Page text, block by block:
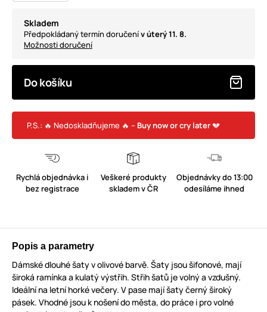
Skladem
Předpokládaný termín doručenív úterý 11. 8.
Možnosti doručení
Do košíku
P.S.: 🔥 Nedoskladňujeme 🔥 – Buy now or cry later💔
Rychlá objednávka i
bez registrace
Veškeré produkty
skladem v ČR
Objednávky do 13:00
odesíláme ihned
Popis a parametry
Dámské dlouhé šaty v olivové barvě. Šaty jsou šifonové, mají
široká ramínka a kulatý výstřih. Střih šatů je volný a vzdušný.
Ideální na letní horké večery. V pase mají šaty černý široký
pásek. Vhodné jsou k nošení do města, do práce i pro volné